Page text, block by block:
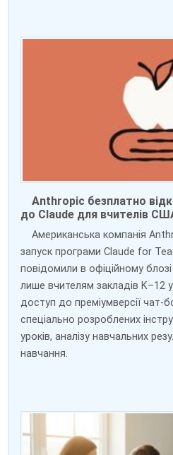
Anthropic безплатно
до Claude для вчителів
Американська компанія
запуск програми Claude for
повідомили в офіційному
лише вчителям закладів K–12
доступ до преміумверсії чат-
спеціально розроблених
уроків, аналізу навчальних
навчання.